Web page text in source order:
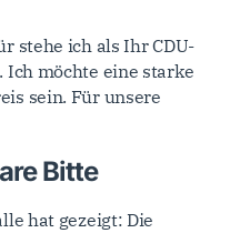
stehe ich als Ihr CDU-
möchte eine starke
sein. Für unsere
Bitte
hat gezeigt: Die